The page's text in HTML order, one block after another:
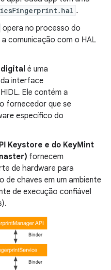
.
opera no processo do
comunicação com o HAL
digital é uma
interface
Ele contém a
fornecedor que se
específico do
Keystore e do KeyMint
fornecem
de hardware para
de chaves em um ambiente
de execução confiável